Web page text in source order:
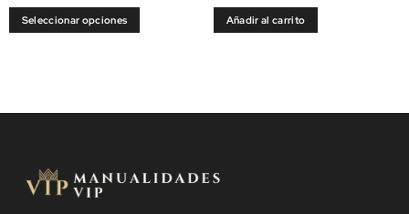
Seleccionar opciones
variantes.
pueden
Añadir al carrito